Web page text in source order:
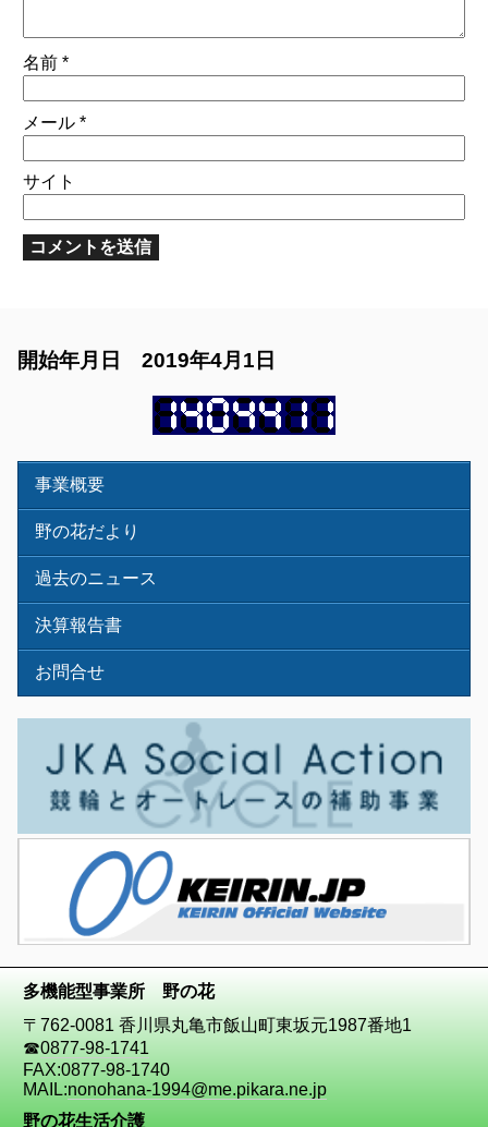
名前 *
メール *
サイト
開始年月日 2019年4月1日
事業概要
野の花だより
過去のニュース
決算報告書
お問合せ
多機能型事業所 野の花
〒762-0081 香川県丸亀市飯山町東坂元1987番地1
☎0877-98-1741
FAX:0877-98-1740
MAIL:nonohana-1994@me.pikara.ne.jp
野の花生活介護